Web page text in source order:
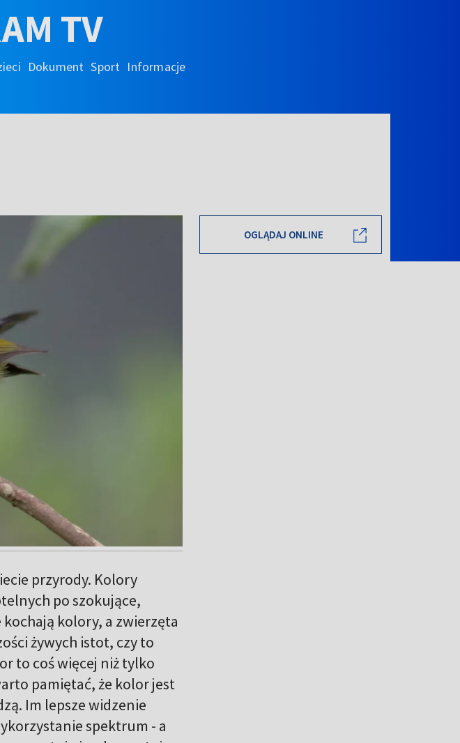
TV
Dokument Sport Informacje
przyrody. Kolory
po szokujące,
kolory, a zwierzęta
żywych istot, czy to
to coś więcej niż tylko
pamiętać, że kolor jest
Im lepsze widzenie
spektrum - a
OGLĄDAJ ONLINE